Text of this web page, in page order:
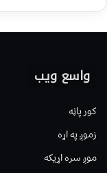
واسع ویب
کور پاڼه
زموږ په اړه
موږ سره اړیکه